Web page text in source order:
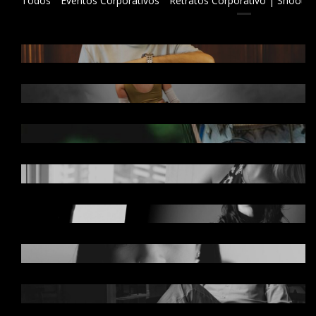
SHOOTING PARA MARCA KALUFITNESS
MEDIA DAY
OLHAR FEMININO | MULHERES
RETRATANDO MULHERES
EXPERIÊNCIA SOB MEDIDA: ESTÚDIO
FOTOGRÁFICO NA SUA EMPRESA
MANUELLA NEVES | RETRATOS
CORPORATIVOS
EUGENIO MUSSAK | RETRATOS
CORPORATIVOS
IRONMIND ASSESSORIA ESPORTIVA |
CORPORATIVO EMPRESARIAL